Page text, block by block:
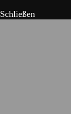
Schließen